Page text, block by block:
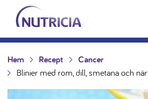
Hoppa till innehåll
Nutricia.se
Hem Recept
Cancer
Blinier med rom, dill, smetana och